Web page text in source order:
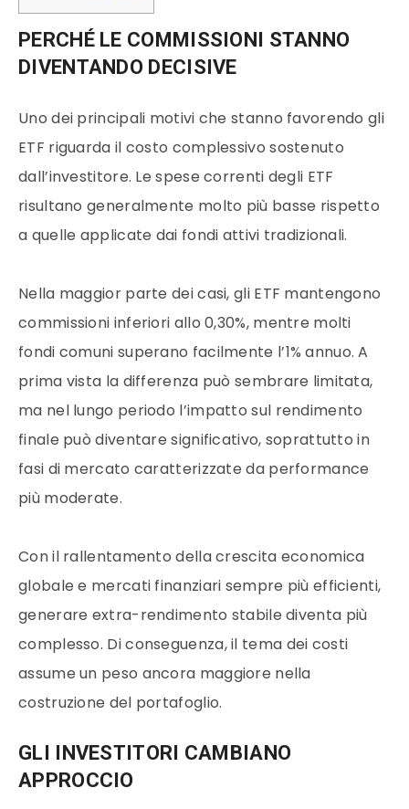
PERCHÉ LE COMMISSIONI STANNO
DIVENTANDO DECISIVE
Uno dei principali motivi che stanno favorendo gli
ETF riguarda il costo complessivo sostenuto
dall’investitore. Le spese correnti degli ETF
risultano generalmente molto più basse rispetto
a quelle applicate dai fondi attivi tradizionali.
Nella maggior parte dei casi, gli ETF mantengono
commissioni inferiori allo 0,30%, mentre molti
fondi comuni superano facilmente l’1% annuo. A
prima vista la differenza può sembrare limitata,
ma nel lungo periodo l’impatto sul rendimento
finale può diventare significativo, soprattutto in
fasi di mercato caratterizzate da performance
più moderate.
Con il rallentamento della crescita economica
globale e mercati finanziari sempre più efficienti,
generare extra-rendimento stabile diventa più
complesso. Di conseguenza, il tema dei costi
assume un peso ancora maggiore nella
costruzione del portafoglio.
GLI INVESTITORI CAMBIANO
APPROCCIO